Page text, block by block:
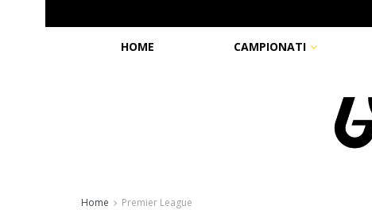
HOME CAMPIONATI
Home Premier League